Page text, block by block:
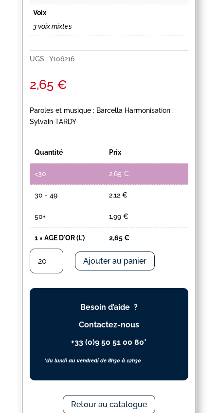
Voix
3 voix mixtes
UGS : Y106216
2,65 €
Paroles et musique : Barcella Harmonisation :
Sylvain TARDY
Quantité Prix
<30 2,65 €
30 - 49 2,12 €
50+ 1,99 €
1× AGE D'OR (L') 2,65€
quantité
AGE
D'OR
Ajouter au panier
Besoin d’aide ?
Contactez-nous
+33 (0)9 50 51 00 80*
*du lundi au vendredi de 8h30 à 12h30
Retour au catalogue